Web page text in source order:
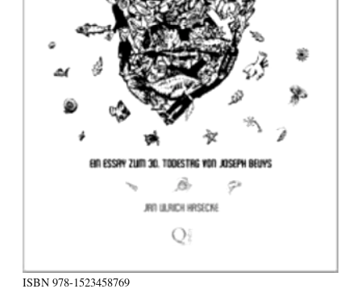
ISBN 978-1523458769